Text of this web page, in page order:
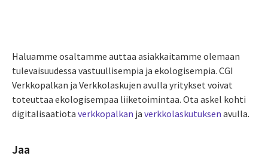
Haluamme osaltamme auttaa asiakkaitamme olemaan
tulevaisuudessa vastuullisempia ja ekologisempia. CGI
Verkkopalkan ja Verkkolaskujen avulla yritykset voivat
toteuttaa ekologisempaa liiketoimintaa. Ota askel kohti
digitalisaatiota verkkopalkan ja verkkolaskutuksen avulla.
Jaa